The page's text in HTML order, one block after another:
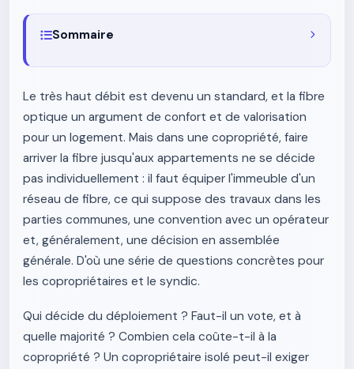
Sommaire
Le très haut débit est devenu un standard, et la fibre
optique un argument de confort et de valorisation
pour un logement. Mais dans une copropriété, faire
arriver la fibre jusqu'aux appartements ne se décide
pas individuellement : il faut équiper l'immeuble d'un
réseau de fibre, ce qui suppose des travaux dans les
parties communes, une convention avec un opérateur
et, généralement, une décision en assemblée
générale. D'où une série de questions concrètes pour
les copropriétaires et le syndic.
Qui décide du déploiement ? Faut-il un vote, et à
quelle majorité ? Combien cela coûte-t-il à la
copropriété ? Un copropriétaire isolé peut-il exiger